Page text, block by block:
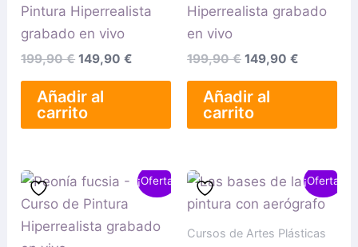
Pintura Hiperrealista
grabado en vivo
199,90€ 149,90€
Añadir al
carrito
Hiperrealista grabado
en vivo
199,90€ 149,90 €
Añadir al
carrito
¡Oferta!
El
original
era:
199,90 €.
El
precio
es:
149,90 €.
¡Oferta!
Cursos de Artes Plásticas
El
original
99,90 €.
El
precio
actual
29,90 €.